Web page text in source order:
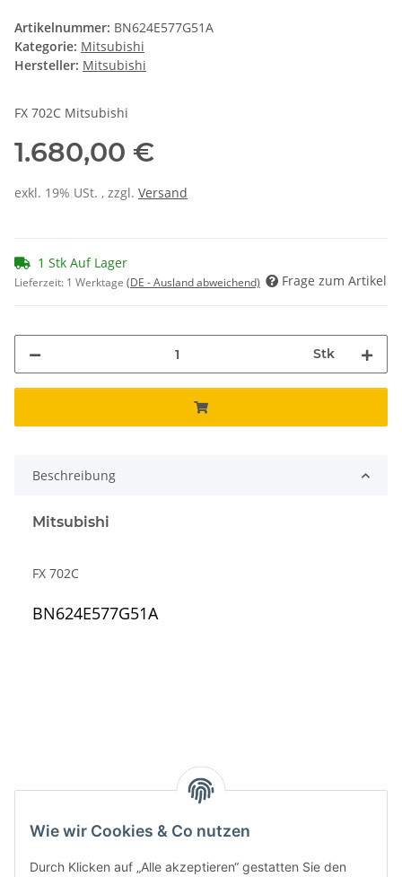
Wie wir Cookies & Co nutzen
Durch Klicken auf „Alle akzeptieren“ gestatten Sie den
Artikelnummer: BN624E577G51A
Kategorie: Mitsubishi
Hersteller: Mitsubishi
FX 702C Mitsubishi
1.680,00 €
exkl. 19% USt. , zzgl. Versand
1 Stk Auf Lager
Lieferzeit: 1 Werktage (DE - Ausland abweichend) Frage zum Artikel
Stk
Beschreibung
Mitsubishi
FX 702C
BN624E577G51A
Kategorien